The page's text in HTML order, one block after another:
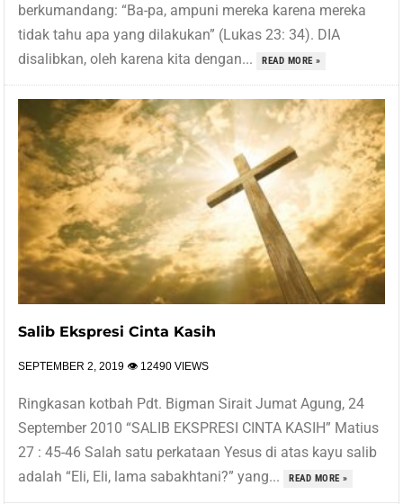
berkumandang: “Ba-pa, ampuni mereka karena mereka
tidak tahu apa yang dilakukan” (Lukas 23: 34). DIA
disalibkan, oleh karena kita dengan...
READ MORE »
Salib Ekspresi Cinta Kasih
SEPTEMBER 2, 2019 👁 12490 VIEWS
Ringkasan kotbah Pdt. Bigman Sirait Jumat Agung, 24
September 2010 “SALIB EKSPRESI CINTA KASIH” Matius
27 : 45-46 Salah satu perkataan Yesus di atas kayu salib
adalah “Eli, Eli, lama sabakhtani?” yang...
READ MORE »